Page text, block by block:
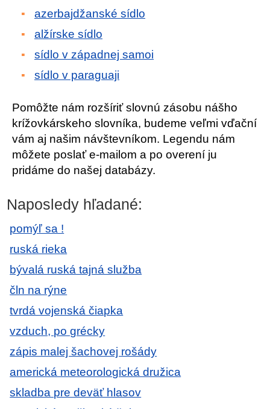
azerbajdžanské sídlo
alžírske sídlo
sídlo v západnej samoi
sídlo v paraguaji
Pomôžte nám rozšíriť slovnú zásobu nášho
krížovkárskeho slovníka, budeme veľmi vďační
vám aj našim návštevníkom. Legendu nám
môžete poslať e-mailom a po overení ju
pridáme do našej databázy.
Naposledy hľadané:
pomýľ sa !
ruská rieka
bývalá ruská tajná služba
čln na rýne
tvrdá vojenská čiapka
vzduch, po grécky
zápis malej šachovej rošády
americká meteorologická družica
skladba pre deväť hlasov